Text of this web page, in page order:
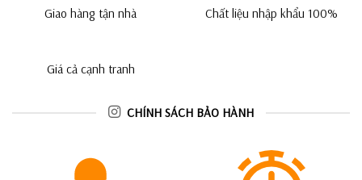
Giao hàng tận nhà Chất liệu nhập khẩu 100%
Giá cả cạnh tranh
CHÍNH SÁCH BẢO HÀNH